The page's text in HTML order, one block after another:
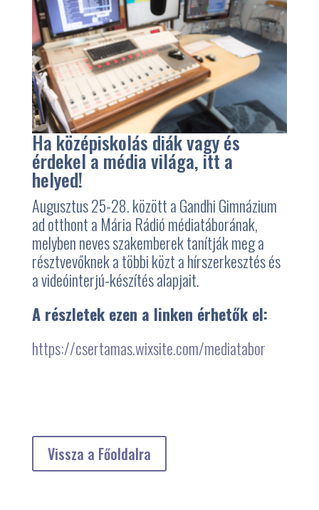
Ha középiskolás diák vagy és
érdekel a média világa, itt a
helyed!
Augusztus 25-28. között a Gandhi Gimnázium
ad otthont a Mária Rádió médiatáborának,
melyben neves szakemberek tanítják meg a
résztvevőknek a többi közt a hírszerkesztés és
a videóinterjú-készítés alapjait.
A részletek ezen a linken érhetők el:
https://csertamas.wixsite.com/mediatabor
Vissza a Főoldalra